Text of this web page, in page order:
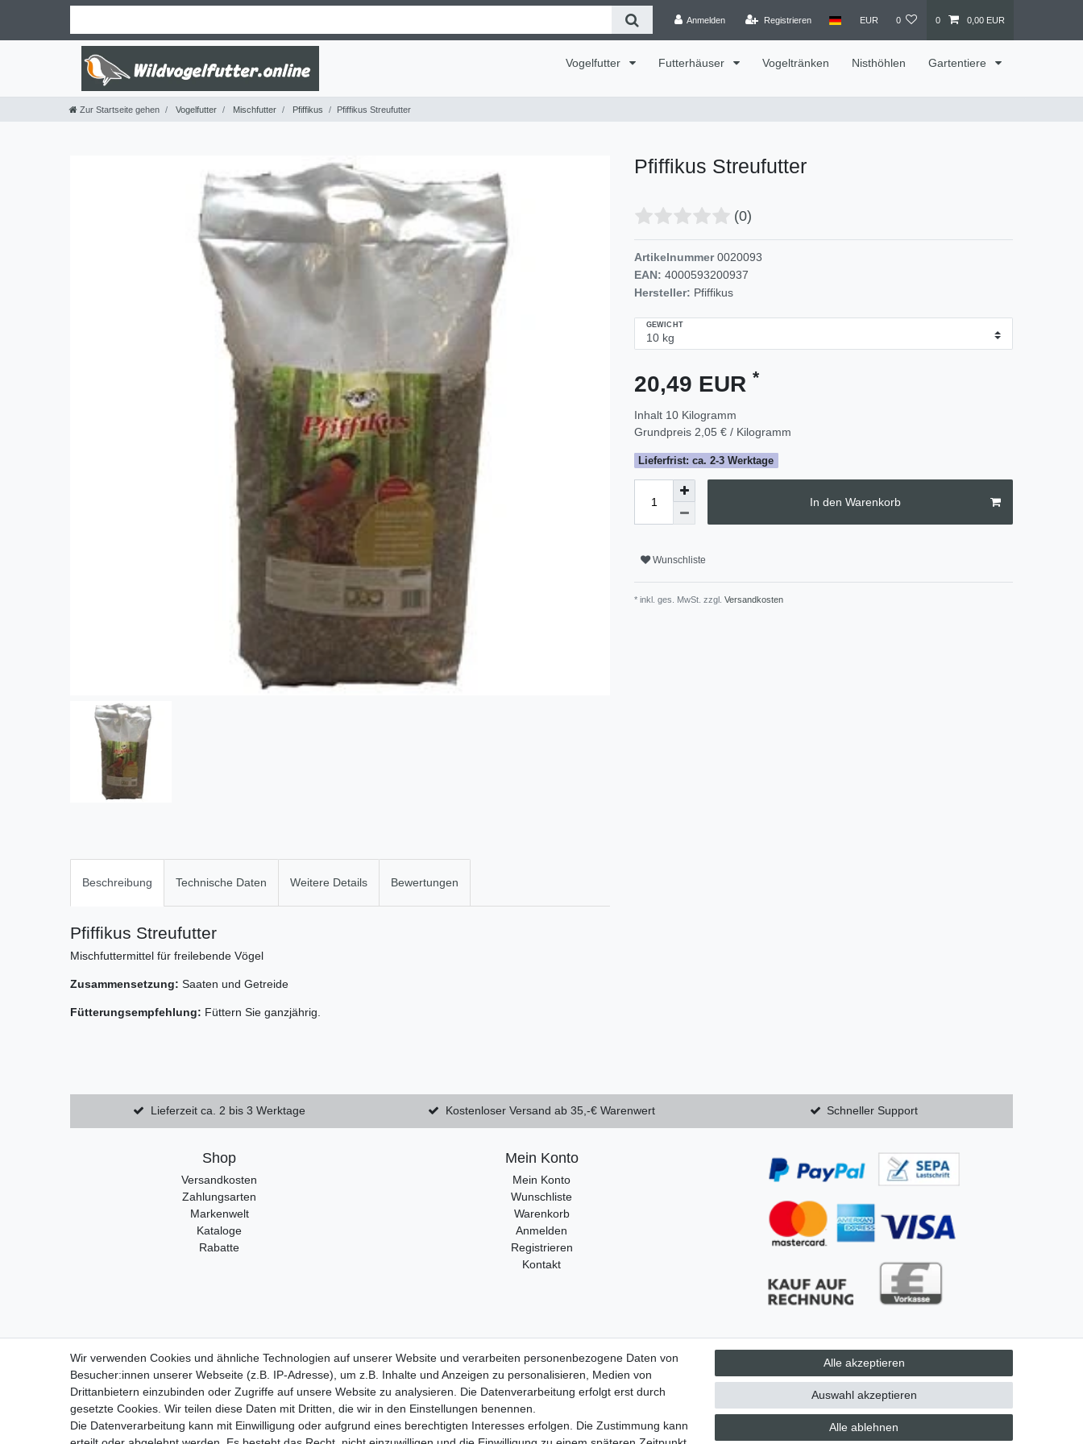
Anmelden Registrieren EUR 0 0 0,00 EUR
Vogelfutter Futterhäuser Vogeltränken Nisthöhlen Gartentiere
Zur Startseite gehen Vogelfutter Mischfutter Pfiffikus Pfiffikus Streufutter
Pfiffikus Streufutter
(0)
Artikelnummer0020093
EAN: 4000593200937
Hersteller: Pfiffikus
GEWICHT
20,49 EUR *
Inhalt 10 Kilogramm
Grundpreis 2,05 € / Kilogramm
Lieferfrist: ca. 2-3 Werktage
In den Warenkorb
Wunschliste
* inkl. ges. MwSt. zzgl. Versandkosten
Beschreibung Technische Daten Weitere Details Bewertungen
Pfiffikus Streufutter
Mischfuttermittel für freilebende Vögel
Zusammensetzung: Saaten und Getreide
Fütterungsempfehlung: Füttern Sie ganzjährig.
Lieferzeit ca. 2 bis 3 Werktage Kostenloser Versand ab 35,-€ Warenwert Schneller Support
Shop
Versandkosten
Zahlungsarten
Markenwelt
Kataloge
Rabatte
Mein Konto
Mein Konto
Wunschliste
Warenkorb
Anmelden
Registrieren
Kontakt
Widerrufs­recht Widerrufs­formular Impressum Daten­schutz­erklärung AGB
Wir verwenden Cookies und ähnliche Technologien auf unserer Website und verarbeiten personenbezogene Daten von
Besucher:innen unserer Webseite (z.B. IP-Adresse), um z.B. Inhalte und Anzeigen zu personalisieren, Medien von
Drittanbietern einzubinden oder Zugriffe auf unsere Website zu analysieren. Die Datenverarbeitung erfolgt erst durch
gesetzte Cookies. Wir teilen diese Daten mit Dritten, die wir in den Einstellungen benennen.
Die Datenverarbeitung kann mit Einwilligung oder aufgrund eines berechtigten Interesses erfolgen. Die Zustimmung kann
Alle akzeptieren
Alle ablehnen
Auswahl akzeptieren